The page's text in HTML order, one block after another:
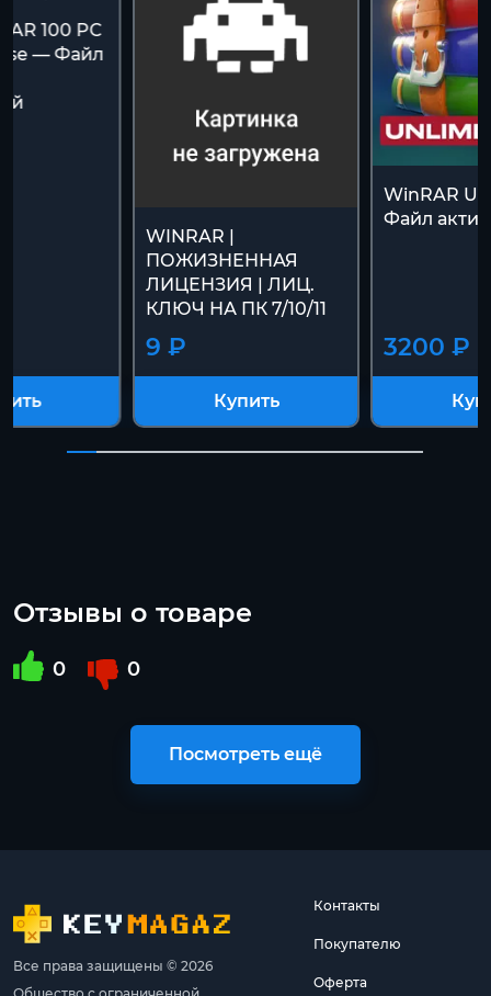
100 PC
— Файл
WINRAR |
ПОЖИЗНЕННАЯ
ЛИЦЕНЗИЯ | ЛИЦ.
КЛЮЧ НА ПК 7/10/11
9 ₽
Купить
WinRAR
Файл
3200 ₽
Отзывы о товаре
0 0
Посмотреть ещё
Все права защищены © 2026
Контакты
Покупателю
Оферта